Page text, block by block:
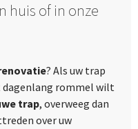
huis of in onze
? Als uw trap
dagenlang rommel wilt
trap, overweeg dan
over uw